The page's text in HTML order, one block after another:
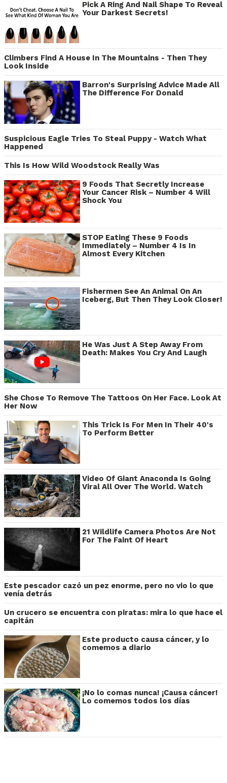
Pick A Ring And Nail Shape To Reveal
Your Darkest Secrets!
Climbers Find A House In The Mountains - Then They
Look Inside
Barron's Surprising Advice Made All
The Difference For Donald
Suspicious Eagle Tries To Steal Puppy - Watch What
Happened
This Is How Wild Woodstock Really Was
9 Foods That Secretly Increase
Your Cancer Risk – Number 4 Will
Shock You
STOP Eating These 9 Foods
Immediately – Number 4 Is In
Almost Every Kitchen
Fishermen See An Animal On An
Iceberg, But Then They Look Closer!
He Was Just A Step Away From
Death: Makes You Cry And Laugh
She Chose To Remove The Tattoos On Her Face. Look At
Her Now
This Trick Is For Men In Their 40's
To Perform Better
Video Of Giant Anaconda Is Going
Viral All Over The World. Watch
21 Wildlife Camera Photos Are Not
For The Faint Of Heart
Este pescador cazó un pez enorme, pero no vio lo que
venía detrás
Un crucero se encuentra con piratas: mira lo que hace el
capitán
Este producto causa cáncer, y lo
comemos a diario
¡No lo comas nunca! ¡Causa cáncer!
Lo comemos todos los días